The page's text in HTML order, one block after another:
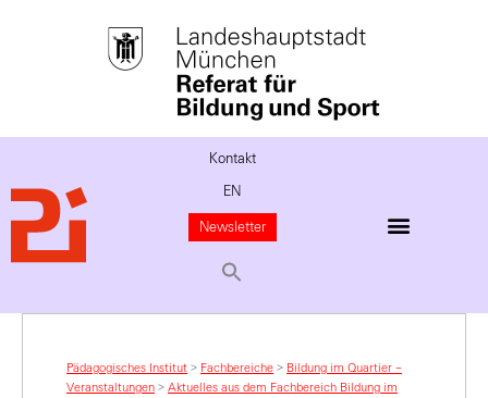
Kontakt
EN
Newsletter
Pädagogisches Institut > Fachbereiche > Bildung im Quartier –
Veranstaltungen > Aktuelles aus dem Fachbereich Bildung im